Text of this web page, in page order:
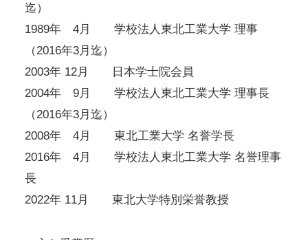
迄）
1989年 4月 学校法人東北工業大学 理事
（2016年3月迄）
2003年 12月 日本学士院会員
2004年 9月 学校法人東北工業大学 理事長
（2016年3月迄）
2008年 4月 東北工業大学 名誉学長
2016年 4月 学校法人東北工業大学 名誉理事
長
2022年 11月 東北大学特別栄誉教授